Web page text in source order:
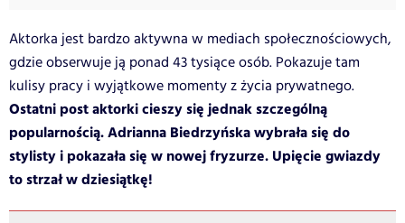
Aktorka jest bardzo aktywna w mediach społecznościowych,
gdzie obserwuje ją ponad 43 tysiące osób. Pokazuje tam
kulisy pracy i wyjątkowe momenty z życia prywatnego.
Ostatni post aktorki cieszy się jednak szczególną
popularnością. Adrianna Biedrzyńska wybrała się do
stylisty i pokazała się w nowej fryzurze. Upięcie gwiazdy
to strzał w dziesiątkę!